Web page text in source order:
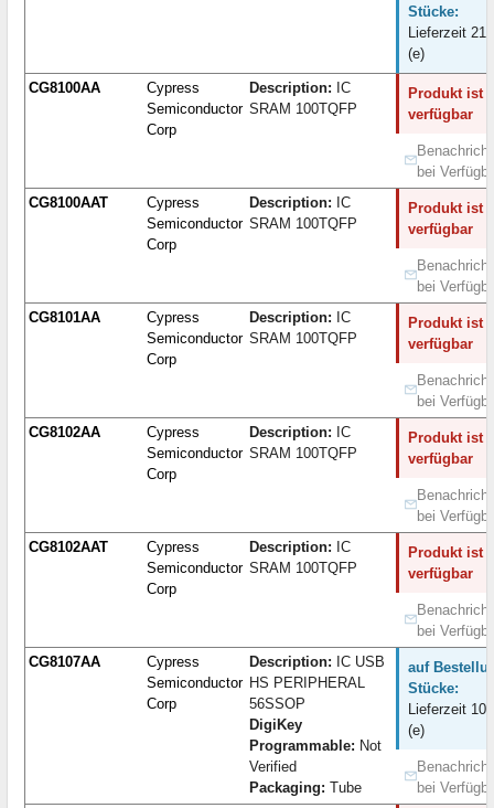
Stücke:
Lieferzeit
(e)
CG8100AA
Cypress
Semiconductor
Corp
Description: IC
SRAM 100TQFP
Produkt ist
verfügbar
bei
CG8100AAT
Cypress
Semiconductor
Corp
Description: IC
SRAM 100TQFP
Produkt ist
verfügbar
bei
CG8101AA
Cypress
Semiconductor
Corp
Description: IC
SRAM 100TQFP
Produkt ist
verfügbar
bei
CG8102AA
Cypress
Semiconductor
Corp
Description: IC
SRAM 100TQFP
Produkt ist
verfügbar
bei
CG8102AAT
Cypress
Semiconductor
Corp
Description: IC
SRAM 100TQFP
Produkt ist
verfügbar
bei
CG8107AA
Cypress
Semiconductor
Corp
Description: IC USB
HS PERIPHERAL
56SSOP
DigiKey
Programmable: Not
Verified
Packaging: Tube
auf
Stücke:
Lieferzeit
(e)
bei